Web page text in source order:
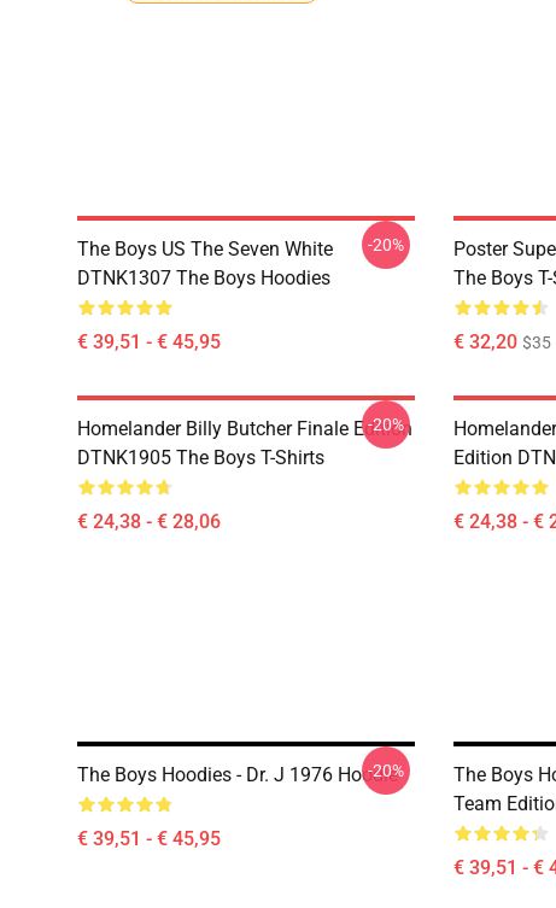
The Boys US The Seven White
DTNK1307 The Boys Hoodies
€ 39,51 - € 45,95
-20%
Poster
The Boys
€ 32,20 $35
Homelander Billy Butcher Finale Edition
DTNK1905 The Boys T-Shirts
€ 24,38 - € 28,06
-20%
Edition
€ 24,38 - €
The Boys Hoodies - Dr. J 1976 Hoodie
€ 39,51 - € 45,95
-20%
The Boys
Team
€ 39,51 - €